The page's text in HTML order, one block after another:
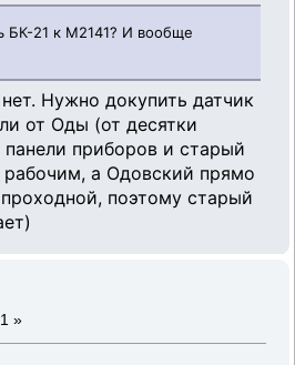
БК-21 к М2141? И вообще
Нужно докупить датчик
от Оды (от десятки
панели приборов и старый
а Одовский прямо
поэтому старый
»